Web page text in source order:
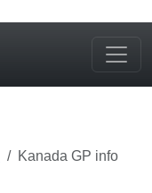
Kanada GP info